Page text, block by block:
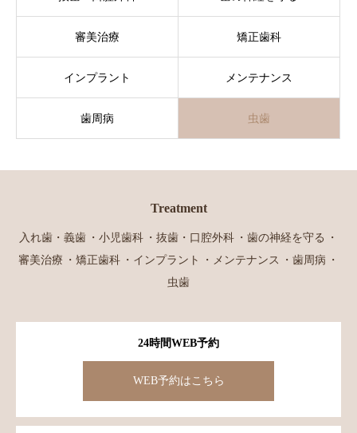
審美治療 矯正歯科
インプラント メンテナンス
歯周病 虫歯
Treatment
入れ歯・義歯 小児歯科 抜歯・口腔外科
歯の神経を守る
審美治療
矯正歯科 インプラント メンテナンス
歯周病
虫歯
24時間WEB予約
WEB予約はこちら